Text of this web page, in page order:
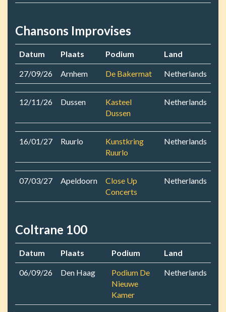
Chansons Improvises
Datum Plaats Podium Land
27/09/26 Arnhem De Bakermat Netherlands
12/11/26 Dussen
Kasteel
Dussen
Netherlands
16/01/27 Ruurlo
Kunstkring
Ruurlo
Netherlands
07/03/27 Apeldoorn
Close Up
Concerts
Netherlands
Coltrane 100
Datum Plaats Podium Land
06/09/26 Den Haag
Podium De
Nieuwe
Kamer
Netherlands